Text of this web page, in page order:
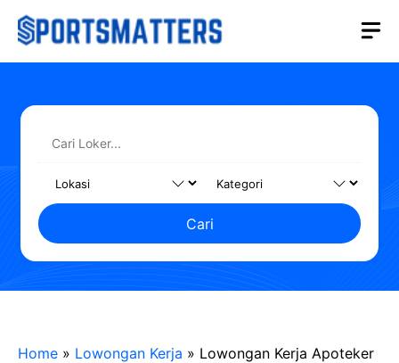
Langsung
Cari
Home » Lowongan Kerja » Lowongan Kerja Apoteker